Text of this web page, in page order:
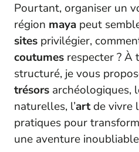
Pourtant, organiser un
région maya peut
sites privilégier,
coutumes respecter ? À
structuré, je vous
trésors archéologiques,
naturelles, l’artde vivre
pratiques pour
une aventure